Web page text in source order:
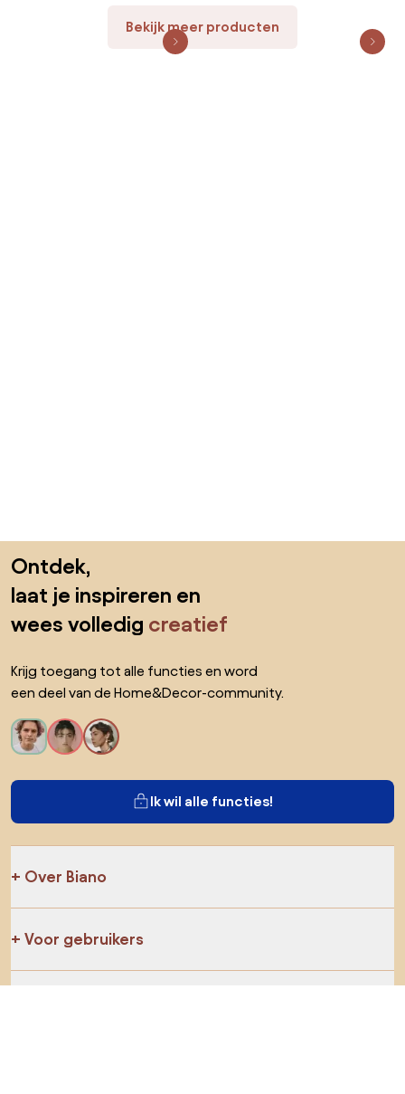
Bekijk meer producten
Ontdek,
laat je inspireren en
wees volledig creatief
Krijg toegang tot alle functies en word
een deel van de Home&Decor-community.
Ik wil alle functies!
Over Biano
Voor gebruikers